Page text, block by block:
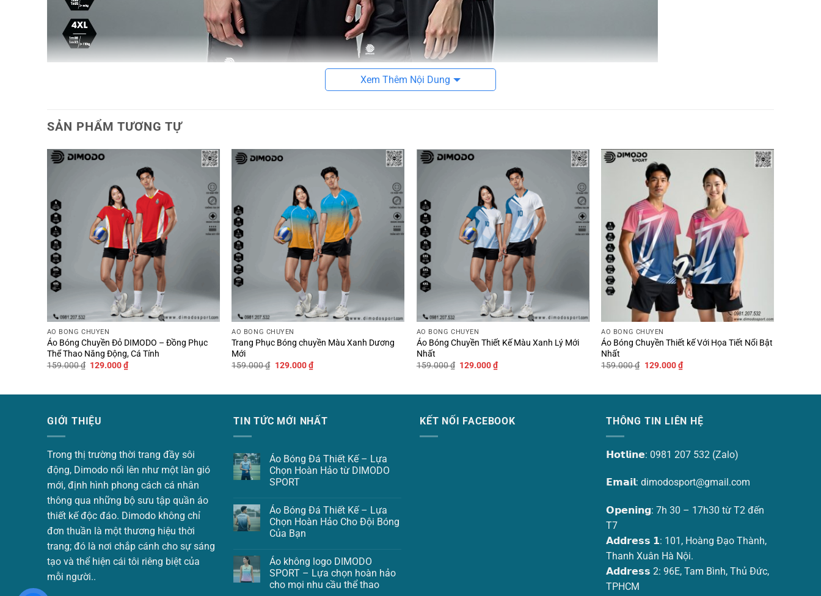
unisex hồng pastel phối trắng
Thiết kế màu sắc tinh tế – Tỏa sáng trên sân đấu
Sản phẩm nổi bật với tone màu chủ đạo là hồng pastel – gam màu mang lại cảm giác dịu mắt, trẻ trung và cực kỳ phù hợp cho môi trường thể thao hiện đại. Kết hợp
cùng các mảng trắng và xanh baby, chiếc áo tạo hiệu ứng thị giác nổi bật, thu hút mọi ánh nhìn khi ra sân.
Họa tiết hình học được xử lý tinh tế, góp phần làm tăng vẻ ngoài năng động đặc trưng của áo thể thao. Đây là lựa chọn lý tưởng cho cáccâu lạc bộ bóng chuyền, đội
nhóm thể thaohoặc nhóm bạn yêu vận động muốn thể hiện phong cách đồng bộ, cá tính.
Kiểu dáng unisex – Form chuẩn thể thao
Áo được may theokiểu dáng unisex, với form chuẩn dành cho cả nam và nữ. Đường may tỉ mỉ, ôm nhẹ tôn dáng người mặc, nhưng vẫn đảm bảo sự rộng rãi và linh
hoạt khi vận động mạnh. Đây là lựa chọn tuyệt vời cho sự phối hợp giữa thời trang và tính thực tiễn.
Chất liệu cao cấp – Đảm bảo thoáng khí & thoải mái
Sử dụngsợi polyester cao cấp, sản phẩm mang lại cảm giác nhẹ nhàng, khô thoáng và hút ẩm cực nhanh. Dù là trong buổi tập luyện nặng hay các trận thi đấu kéo dài,
Đa năng – Phù hợp với mọi hoạt động thể thao
Với thiết kế tối ưu và chất liệu cao cấp, áo hoàn toàn phù hợp cho các hoạt động như
hoặc mặc thường ngày theo phong cách
năng động. Tính ứng dụng cao giúp bạn linh hoạt phối đồ và sử dụng trong mọi hoàn cảnh thể thao.
Hãy sở hữu ngay mẫu áo bóng chuyền thiết kế phong cách này để vừa nổi bật trên sân lại vừa cảm nhận được sự thoải mái tuyệt đối trong từng chuyển động!
Xem Thêm Nội Dung
SẢN PHẨM TƯƠNG TỰ
ÁO BÓNG CHUYỀN
Áo Bóng Chuyền Đỏ DIMODO – Đồng Phục
Thể Thao Năng Động, Cá Tính
159.000₫ Giá
129.000₫Giá
ÁO BÓNG CHUYỀN
Trang Phục Bóng chuyền Màu Xanh Dương
Mới
159.000₫ Giá
129.000₫Giá
hiện
ÁO BÓNG CHUYỀN
Áo Bóng Chuyền Thiết Kế Màu Xanh Lý Mới
Nhất
159.000₫ Giá
129.000₫Giá
ÁO BÓNG CHUYỀN
Áo Bóng Chuyền Thiết kế Với Họa Tiết Nổi Bật
Nhất
159.000₫ Giá
129.000₫Giá
hiện
GIỚI THIỆU
Trong thị trường thời trang đầy sôi
động, Dimodo nổi lên như một làn gió
mới, định hình phong cách cá nhân
thông qua những bộ sưu tập quần áo
thiết kế độc đáo. Dimodo không chỉ
đơn thuần là một thương hiệu thời
trang; đó là nơi chắp cánh cho sự sáng
tạo và thể hiện cái tôi riêng biệt của
mỗi người..
TIN TỨC MỚI NHẤT
Áo Bóng Đá Thiết Kế – Lựa
Chọn Hoàn Hảo từ DIMODO
SPORT
Áo Bóng Đá Thiết Kế – Lựa
Chọn Hoàn Hảo Cho Đội Bóng
Của Bạn
Áo không logo DIMODO
SPORT – Lựa chọn hoàn hảo
cho mọi nhu cầu thể thao
KẾT NỐI FACEBOOK THÔNG TIN LIÊN HỆ
𝗛𝗼𝘁𝗹𝗶𝗻𝗲: 0981 207 532 (Zalo)
𝗘𝗺𝗮𝗶𝗹: dimodosport@gmail.com
𝗢𝗽𝗲𝗻𝗶𝗻𝗴: 7h 30 – 17h30 từ T2 đến
T7
𝗔𝗱𝗱𝗿𝗲𝘀𝘀 𝟭: 101, Hoàng Đạo Thành,
Thanh Xuân Hà Nội.
𝗔𝗱𝗱𝗿𝗲𝘀𝘀 2: 96E, Tam Bình, Thủ Đức,
TPHCM